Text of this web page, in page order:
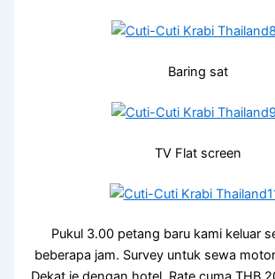
Baring sat
TV Flat screen
Pukul 3.00 petang baru kami keluar
beberapa jam. Survey untuk sewa